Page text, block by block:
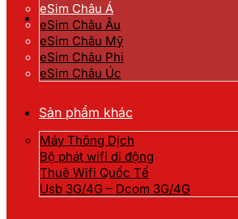
eSim Châu Á
eSim Châu Âu
eSim Châu Mỹ
eSim Châu Phi
eSim Châu Úc
Sản phẩm khác
Máy Thông Dịch
Bộ phát wifi di động
Thuê Wifi Quốc Tế
Usb 3G/4G – Dcom 3G/4G